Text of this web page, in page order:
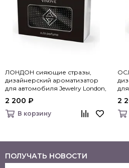
ЛОНДОН сияющие стразы,
дизайнерский ароматизатор
для автомобиля Jewelry London,
2 200 ₽
В корзину
2
ПОЛУЧАТЬ НОВОСТИ